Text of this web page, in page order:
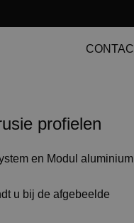
profielen
en Modul aluminium
u bij de afgebeelde